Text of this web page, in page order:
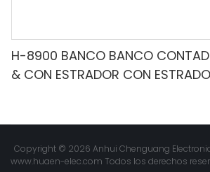
H-8900 BANCO BANCO
& CON ESTRADOR CON
Copyright © 2026 Anhui Chenguang
www.huaen-elec.com Todos los derechos